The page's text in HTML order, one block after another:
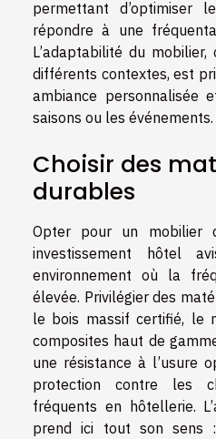
permettant
répondre à une
L’adaptabilité du
différents contextes, est
ambiance personnalisée
saisons ou les événements.
Choisir des
durables
Opter pour un mobilier
investissement hôtel
environnement où la
élevée. Privilégier des
le bois massif certifié, le
composites haut de
une résistance à l’usure
protection contre les
fréquents en hôtellerie.
prend ici tout son sens